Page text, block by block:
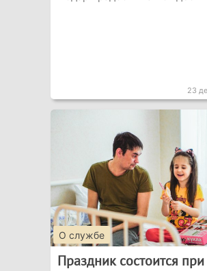
23
О службе
Праздник состоится